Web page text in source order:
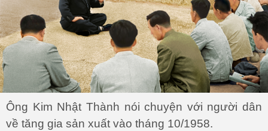
Ông Kim Nhật Thành nói chuyện với người dân
về tăng gia sản xuất vào tháng 10/1958.